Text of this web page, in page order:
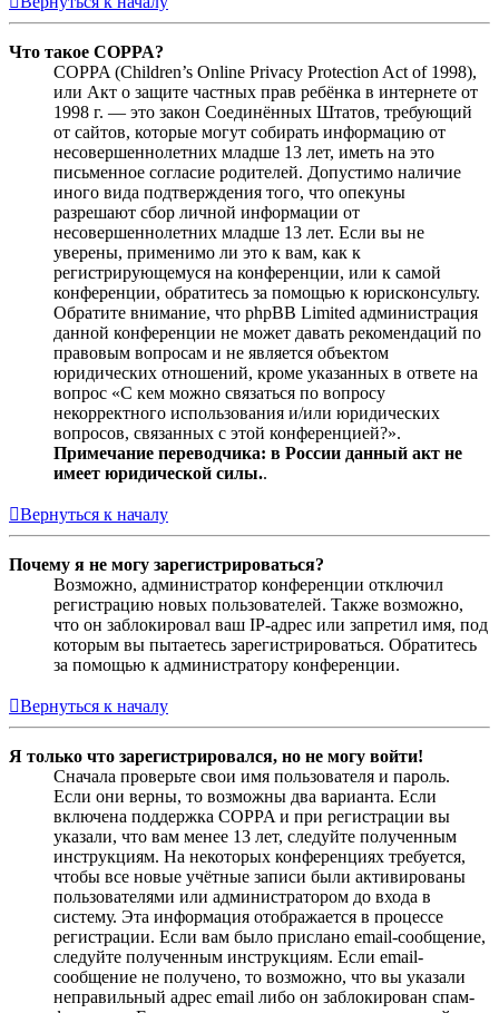
Что такое COPPA?
COPPA (Children’s Online Privacy Protection Act of 1998),
или Акт о защите частных прав ребёнка в интернете от
1998 г. — это закон Соединённых Штатов, требующий
от сайтов, которые могут собирать информацию от
несовершеннолетних младше 13 лет, иметь на это
письменное согласие родителей. Допустимо наличие
иного вида подтверждения того, что опекуны
разрешают сбор личной информации от
несовершеннолетних младше 13 лет. Если вы не
уверены, применимо ли это к вам, как к
регистрирующемуся на конференции, или к самой
конференции, обратитесь за помощью к юрисконсульту.
Обратите внимание, что phpBB Limited администрация
данной конференции не может давать рекомендаций по
правовым вопросам и не является объектом
юридических отношений, кроме указанных в ответе на
вопрос «С кем можно связаться по вопросу
некорректного использования и/или юридических
вопросов, связанных с этой конференцией?».
Примечание переводчика: в России данный акт не
имеет юридической силы..
Вернуться к началу
Почему я не могу зарегистрироваться?
Возможно, администратор конференции отключил
регистрацию новых пользователей. Также возможно,
что он заблокировал ваш IP-адрес или запретил имя, под
которым вы пытаетесь зарегистрироваться. Обратитесь
за помощью к администратору конференции.
Вернуться к началу
Я только что зарегистрировался, но не могу войти!
Сначала проверьте свои имя пользователя и пароль.
Если они верны, то возможны два варианта. Если
включена поддержка COPPA и при регистрации вы
указали, что вам менее 13 лет, следуйте полученным
инструкциям. На некоторых конференциях требуется,
чтобы все новые учётные записи были активированы
пользователями или администратором до входа в
систему. Эта информация отображается в процессе
регистрации. Если вам было прислано email-сообщение,
следуйте полученным инструкциям. Если email-
сообщение не получено, то возможно, что вы указали
неправильный адрес email либо он заблокирован спам-